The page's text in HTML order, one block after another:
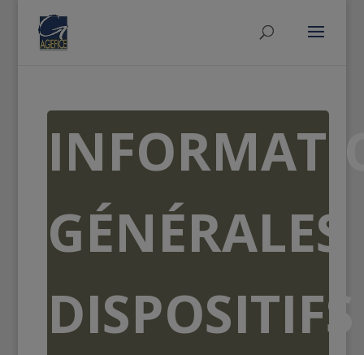
GÉNÉRALES
DISPOSITIFS